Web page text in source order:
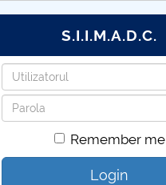
S.I.I.M.A.D.C.
Username
Password
Remember me
Login